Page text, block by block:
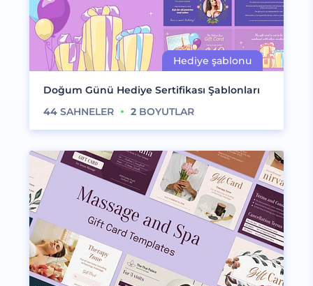
Doğum Günü Hediye Sertifikası Şablonları
44 SAHNELER 2 BOYUTLAR